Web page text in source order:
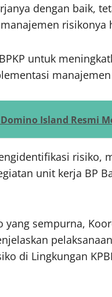
dengan baik,
risikonya
untuk
Island Resmi
risiko,
unit kerja BP
sempurna,
di Lingkungan